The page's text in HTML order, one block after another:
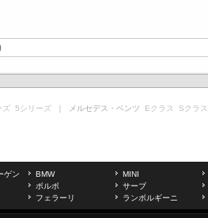
ズ 5シリーズ ｜ メルセデス・ベンツ Eクラス Sクラス
ゲン BMW
MINI
ボルボ
サーブ
フェラーリ ランボルギーニ